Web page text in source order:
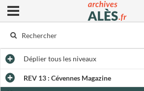
Archives municipales d'Alès
Ouvrir le menu déroulant
Dépliertous les niveaux
REV 13 : Cévennes Magazine